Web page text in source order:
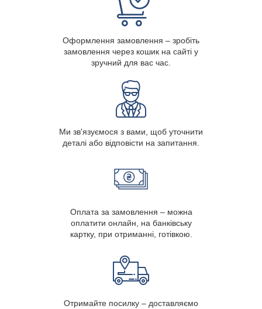
Оформлення замовлення – зробіть
замовлення через кошик на сайті у
зручний для вас час.
Ми зв'язуємося з вами, щоб уточнити
деталі або відповісти на запитання.
Оплата за замовлення – можна
оплатити онлайн, на банківську
картку, при отриманні, готівкою.
Отримайте посилку – доставляємо